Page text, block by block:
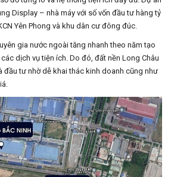
Display – nhà máy với số vốn đầu tư hàng tỷ
Yên Phong và khu dân cư đông đúc.
gia nước ngoài tăng nhanh theo năm tạo
dịch vụ tiện ích. Do đó, đất nền Long Châu
đầu tư nhờ dễ khai thác kinh doanh cũng như